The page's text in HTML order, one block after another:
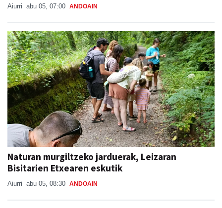
Aiurri abu 05, 07:00 ANDOAIN
Naturan murgiltzeko jarduerak, Leizaran
Bisitarien Etxearen eskutik
Aiurri abu 05, 08:30 ANDOAIN